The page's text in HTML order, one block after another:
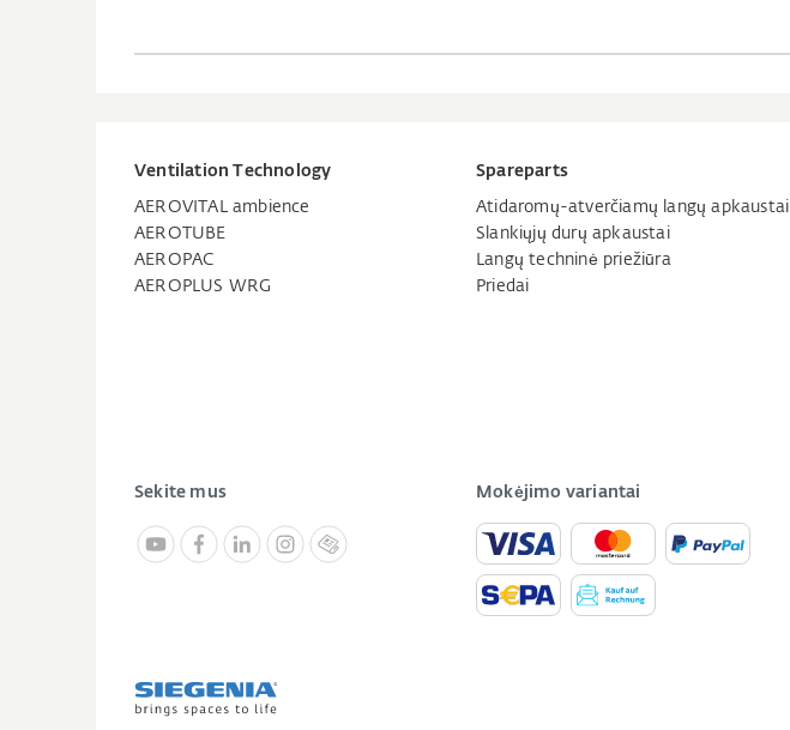
Ventilation Technology
AEROVITAL ambience
AEROTUBE
AEROPAC
AEROPLUS WRG
Spareparts
Atidaromų-atverčiamų langų apkaustai
Slankiųjų durų apkaustai
Langų techninė priežiūra
Priedai
Sekite mus Mokėjimo variantai